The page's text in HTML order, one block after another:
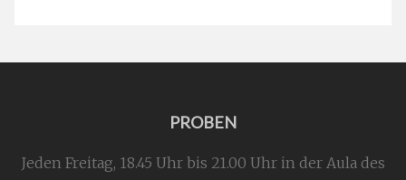
PROBEN
Jeden Freitag, 18.45 Uhr bis 21.00 Uhr in der Aula des